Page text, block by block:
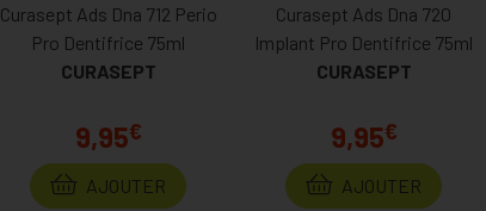
Curasept Ads Dna 712 Perio
Pro Dentifrice 75ml
CURASEPT
9,95€
AJOUTER
Curasept Ads Dna 720
Implant Pro Dentifrice 75ml
CURASEPT
9,95€
AJOUTER